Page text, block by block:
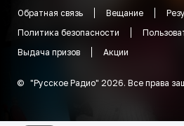
Обратная связь
Вещание
Политика безопасности
Выдача призов
Акции
© "Русское Радио" 2026. Все права